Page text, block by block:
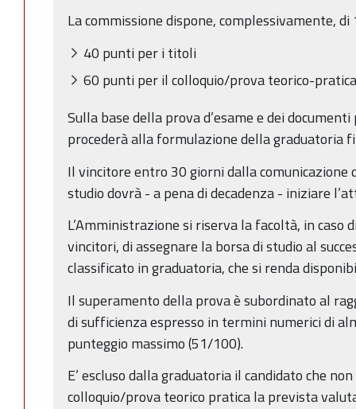
La commissione dispone, complessivamente,
40 punti per i titoli
60 punti per il colloquio/prova teorico-pratica
Sulla base della prova d’esame e dei
procederà alla formulazione della graduatoria
Il vincitore entro 30 giorni dalla
studio dovrà - a pena di decadenza - iniziare
L’Amministrazione si riserva la facoltà, in caso
vincitori, di assegnare la borsa di studio al
classificato in graduatoria, che si renda
Il superamento della prova è subordinato al
di sufficienza espresso in termini numerici di
punteggio massimo (51/100).
E’ escluso dalla graduatoria il candidato che
colloquio/prova teorico pratica la prevista